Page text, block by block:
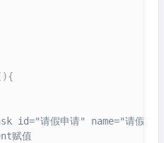
){
id="请假申请" name="请假
赋值